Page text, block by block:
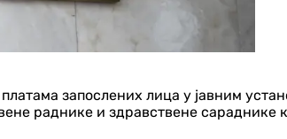
запослених лица у јавним
раднике и здравствене